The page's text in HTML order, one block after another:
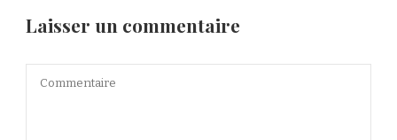
Laisser un commentaire